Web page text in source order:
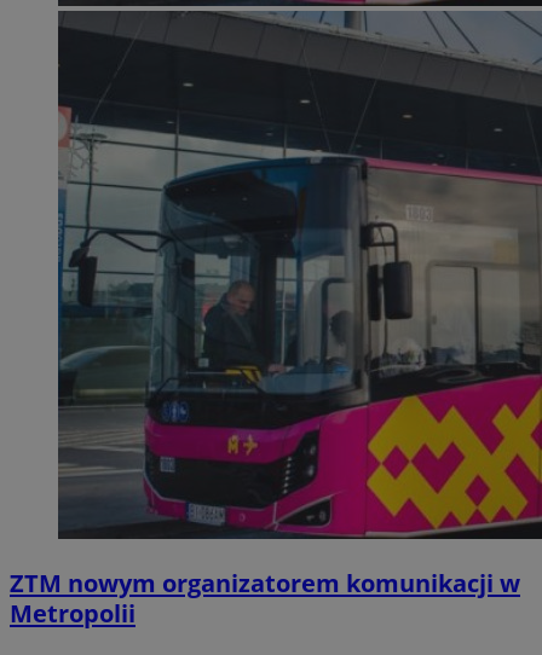
ZTM nowym organizatorem komunikacji w
Metropolii